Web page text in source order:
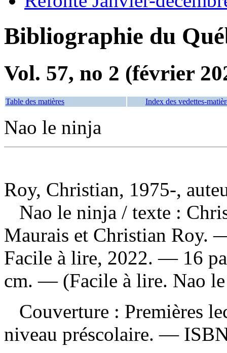
Bibliographie du
Vol. 57, no 2 (février
Table des matières Index des vedettes-
Nao le ninja
Roy, Christian, 1975-,
Nao le ninja / texte :
Maurais et Christian
Facile à lire, 2022. — 16
cm. — (Facile à lire. Nao
Couverture : Premières
niveau préscolaire. —